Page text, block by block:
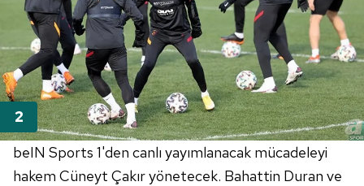
beIN Sports 1'den canlı yayımlanacak mücadeleyi
hakem Cüneyt Çakır yönetecek. Bahattin Duran ve